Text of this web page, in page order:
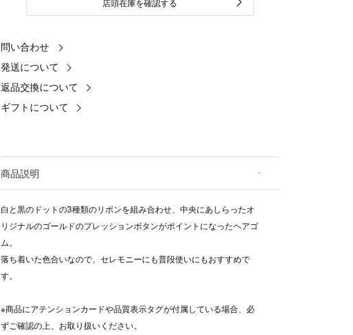
店頭在庫を確認する
問い合わせ
発送について
返品交換について
ギフトについて
商品説明
白と黒のドットの3種類のリボンを組み合わせ、中央にあしらったオ
リジナルのゴールドのプレッションボタンがポイントになったヘアゴ
ム。
落ち着いた色合いなので、セレモニーにも普段使いにもおすすめで
す。
※商品にアテンションカードや品質表示タグが付属している場合、必
ずご確認の上、お取り扱いください。